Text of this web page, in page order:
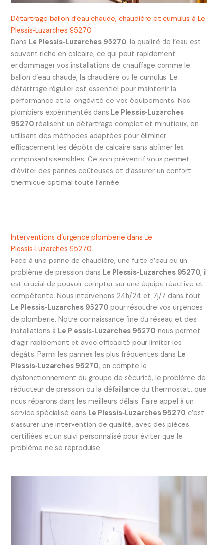
Détartrage ballon d’eau chaude, chaudière et cumulus à Le
Plessis‑Luzarches 95270
Dans Le Plessis‑Luzarches 95270, la qualité de l’eau est
souvent riche en calcaire, ce qui peut rapidement
endommager vos installations de chauffage comme le
ballon d’eau chaude, la chaudière ou le cumulus. Le
détartrage régulier est essentiel pour maintenir la
performance et la longévité de vos équipements. Nos
plombiers expérimentés dans Le Plessis‑Luzarches
95270 réalisent un détartrage complet et minutieux, en
utilisant des méthodes adaptées pour éliminer
efficacement les dépôts de calcaire sans abîmer les
composants sensibles. Ce soin préventif vous permet
d’éviter des pannes coûteuses et d’assurer un confort
thermique optimal toute l’année.
Interventions d’urgence plomberie dans Le
Plessis‑Luzarches 95270
Face à une panne de chaudière, une fuite d’eau ou un
problème de pression dans Le Plessis‑Luzarches 95270, il
est crucial de pouvoir compter sur une équipe réactive et
compétente. Nous intervenons 24h/24 et 7j/7 dans tout
Le Plessis‑Luzarches 95270 pour résoudre vos urgences
de plomberie. Notre connaissance fine du réseau et des
installations à Le Plessis‑Luzarches 95270 nous permet
d’agir rapidement et avec efficacité pour limiter les
dégâts. Parmi les pannes les plus fréquentes dans Le
Plessis‑Luzarches 95270, on compte le
dysfonctionnement du groupe de sécurité, le problème de
réducteur de pression ou la défaillance du thermostat, que
nous réparons dans les meilleurs délais. Faire appel à un
service spécialisé dans Le Plessis‑Luzarches 95270 c’est
s’assurer une intervention de qualité, avec des pièces
certifiées et un suivi personnalisé pour éviter que le
problème ne se reproduise.